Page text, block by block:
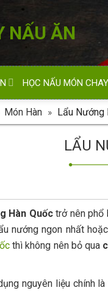
NẤU ĂN
HỌC NẤU MÓN CHAY
Món Hàn » Lẩu Nướng
LẨU
Hàn Quốctrở nên phổ
nướng ngon nhất
thì không nên bỏ qua
nguyên liệu chính